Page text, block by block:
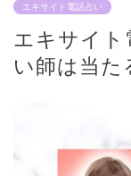
エキサイト電話占い
エキサイト
い師は当た